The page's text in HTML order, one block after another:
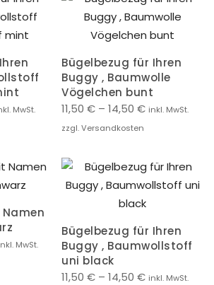
MwSt.
Bügelbezug für Ihren
Buggy , Baumwolle
Vögelchen bunt
11,50 € – 14,50 € inkl. MwSt.
zzgl. Versandkosten
MwSt.
Bügelbezug für Ihren
Buggy , Baumwollstoff
uni black
11,50 € – 14,50 € inkl. MwSt.